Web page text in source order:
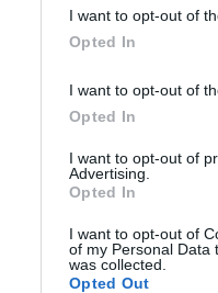
I want to opt-out of
Opted In
I want to opt-out of
Opted In
I want to opt-out of
Advertising.
Opted In
I want to opt-out of
of my Personal Data
was collected.
Opted Out